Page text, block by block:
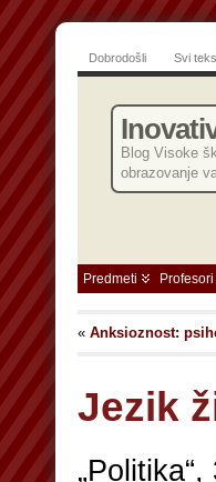
Dobrodošli Svi
Blog Visoke
obrazovanje
Predmeti Profesori
« Anksioznost:
Jezik